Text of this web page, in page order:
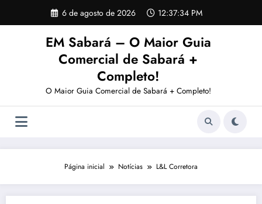
o
6 de agosto de 2026 12:37:35 PM
EM Sabará – O Maior Guia
Comercial de Sabará +
Completo!
O Maior Guia Comercial de Sabará + Completo!
Página inicial Notícias L&L Corretora